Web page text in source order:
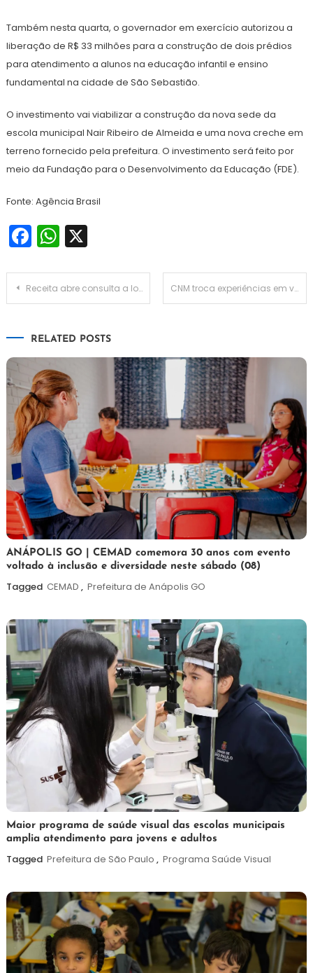
Também nesta quarta, o governador em exercício autorizou a
liberação de R$ 33 milhões para a construção de dois prédios
para atendimento a alunos na educação infantil e ensino
fundamental na cidade de São Sebastião.
O investimento vai viabilizar a construção da nova sede da
escola municipal Nair Ribeiro de Almeida e uma nova creche em
terreno fornecido pela prefeitura. O investimento será feito por
meio da Fundação para o Desenvolvimento da Educação (FDE).
Fonte: Agência Brasil
Facebook
WhatsApp
X
Navegação
Receita abre consulta a lote residual de restituição do IR CNM troca experiências em visita de representantes de governos locais da África do Sul
RELATED POSTS
7
de
agosto
Maurilio
ANÁPOLIS GO | CEMAD comemora 30 anos com evento
voltado à inclusão e diversidade neste sábado (08)
Tagged CEMAD , Prefeitura de Anápolis GO
7
de
agosto
Maurilio
Maior programa de saúde visual das escolas municipais
amplia atendimento para jovens e adultos
Tagged Prefeitura de São Paulo , Programa Saúde Visual